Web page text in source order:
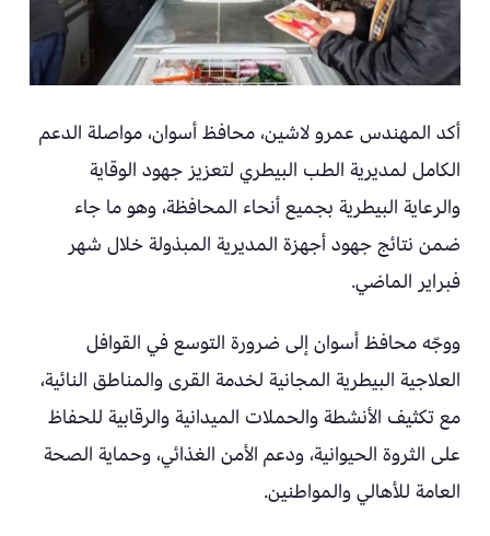
أكد المهندس عمرو لاشين، محافظ أسوان، مواصلة الدعم
الكامل لمديرية الطب البيطري لتعزيز جهود الوقاية
والرعاية البيطرية بجميع أنحاء المحافظة، وهو ما جاء
ضمن نتائج جهود أجهزة المديرية المبذولة خلال شهر
فبراير الماضي.
ووجّه محافظ أسوان إلى ضرورة التوسع في القوافل
العلاجية البيطرية المجانية لخدمة القرى والمناطق النائية،
مع تكثيف الأنشطة والحملات الميدانية والرقابية للحفاظ
على الثروة الحيوانية، ودعم الأمن الغذائي، وحماية الصحة
العامة للأهالي والمواطنين.